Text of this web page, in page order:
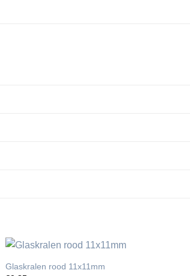
Glaskralen rood 11x11mm